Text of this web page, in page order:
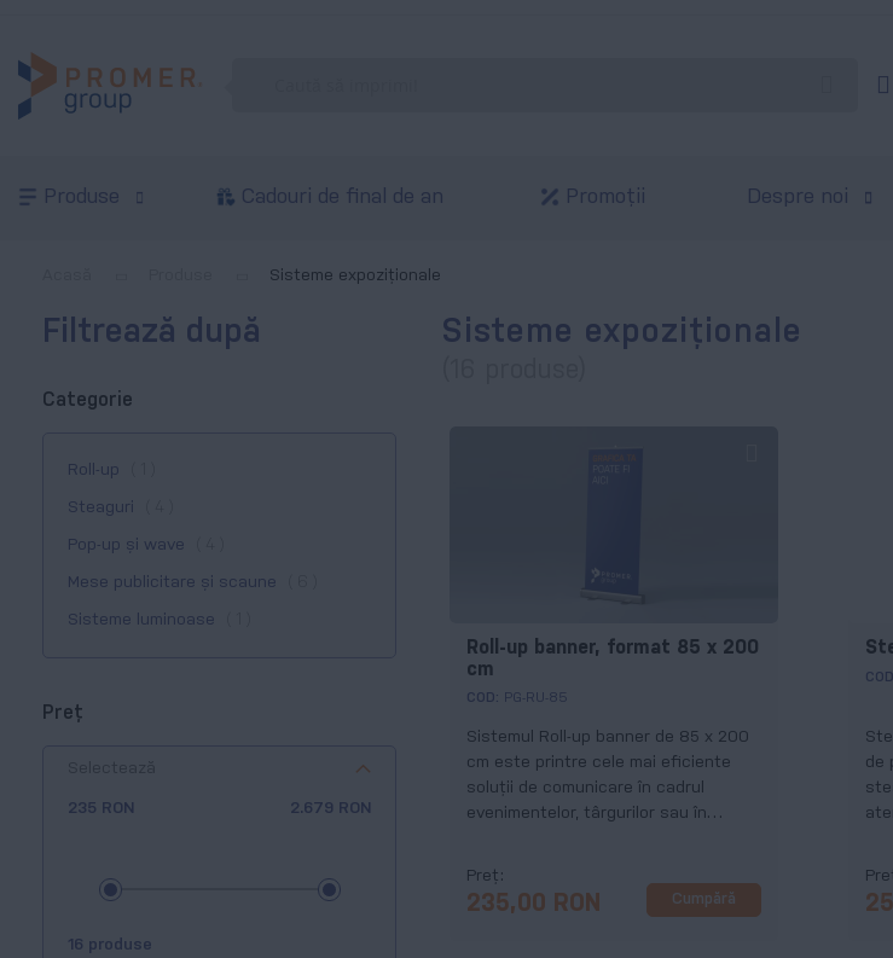
Produse Cadouri de final de an Promoții Despre noi
Sisteme expoziționale
Sisteme expoziționale
Roll-up banner, format 85 x 200
cm
COD: PG-RU-85
Sistemul Roll-up banner de 85 x 200
cm este printre cele mai eficiente
soluții de comunicare în cadrul
evenimentelor, târgurilor sau în
Preț
235,00 RON Cumpără
de
Filtrează după
Categorie
Roll-up
Steaguri
Pop-up și wave
Mese publicitare și scaune
Sisteme luminoase
Preț
235 RON 2.679 RON
16 produse